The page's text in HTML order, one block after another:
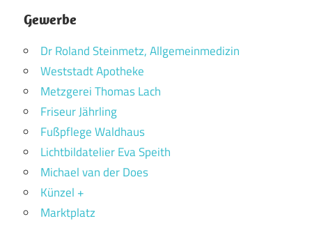
Gewerbe
Dr Roland Steinmetz, Allgemeinmedizin
Weststadt Apotheke
Metzgerei Thomas Lach
Friseur Jährling
Fußpflege Waldhaus
Lichtbildatelier Eva Speith
Michael van der Does
Künzel +
Marktplatz